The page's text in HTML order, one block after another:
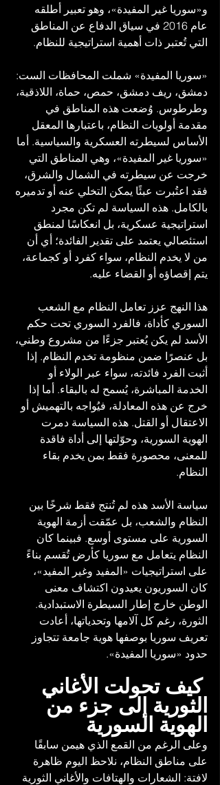
و«سوريا غير المفيدة»، وهو تعبير أطلقه
عام 2016 في سياق الدفاع عن المناطق
التي تُعتبر ذات أهمية استراتيجية للنظام.
«سوريا المفيدة» شملت المحافظات الست:
دمشق، ريف دمشق، حمص، حماة، اللاذقية،
وطرطوس. وُضعت هذه المناطق في
مقدمة أولويات النظام، باعتبارها المعقل
الأساس لسيطرته العسكرية والسياسية. أما
«سوريا غير المفيدة»، وهي المناطق التي
خرجت عن سيطرته في الشمال والشرق،
فقد اعتُبرت عبئًا يمكن التخلي عنه أو تدميره
بالكامل. هذه السياسة لم تكن مجرد
استراتيجية عسكرية، بل انعكاسًا لمنطق
استئصالي يعتمد على تقدير الفائدة؛ أي أن
من لا يخدم النظام، سواء كفرد أو كجماعة،
يتم إقصاؤه أو القضاء عليه.
هذا النهج عزز تعامل النظام مع الشعب
السوري كأداة، فالفرد السوري تحت حكم
الأسد لم يكن يُعتبر جزءًا من مشروع وطني،
بل عنصرًا ضمن منظومة تخدم النظام. إذا
أثبت الفرد فائدته، سواء عبر الولاء أو
الخدمة المباشرة، يُسمح له بالبقاء. أما إذا
خرج عن هذه المعادلة، فيُواجه بالتهميش أو
الاعتقال أو القتل. هذه السياسة دمرت
الهوية السورية، وحوّلتها إلى أداة فاقدة
للمعنى، محصورة فقط بمن يخدم بقاء
النظام.
سياسة الأسد هذه لم تُنتج فقط شرخًا بين
النظام والشعب، بل عمّقت أزمة الهوية
السورية على مستوى أوسع. فبينما كان
النظام يتعامل مع سوريا كأرض تُقسم بناءً
على استراتيجيات «المفيد وغير المفيد»،
كان السوريون يعيدون اكتشاف معنى
الوطن خارج إطار السيطرة الاستبدادية.
الثورة، رغم كل آلامها وتحدياتها، أعادت
تعريف سوريا بوصفها هوية جامعة تتجاوز
حدود «سوريا المفيدة».
كيف تحولت الأغاني
الثورية إلى جزء من
الهوية السورية
وعلى الرغم من القمع الذي هيمن سابقًا
على مناطق النظام، نلاحظ اليوم ظاهرة
لافتة: الشعارات والهتافات والأغاني الثورية